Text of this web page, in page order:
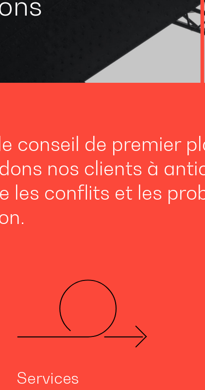
conseil de premier
nos clients à
les conflits et les
Services